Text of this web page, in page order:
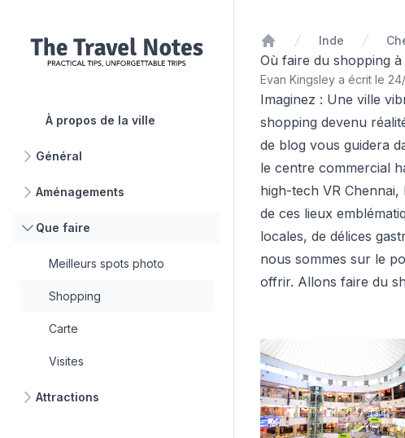
À propos de la ville
Général
Aménagements
Que faire
Meilleurs spots photo
Shopping
Carte
Visites
Attractions
Accueil
Inde
Où faire du shopping à
Evan Kingsley a écrit le
Imaginez : Une ville
shopping devenu
de blog vous guidera
le centre commercial
high-tech VR
de ces lieux
locales, de délices
nous sommes sur le
offrir. Allons faire du